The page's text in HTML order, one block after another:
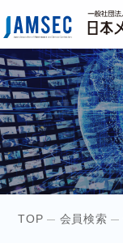
TOP 会員検索